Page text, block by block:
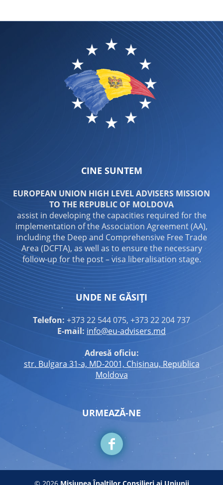
CINE SUNTEM
EUROPEAN UNION HIGH LEVEL ADVISERS MISSION
TO THE REPUBLIC OF MOLDOVA
assist in developing the capacities required for the
implementation of the Association Agreement (AA),
including the Deep and Comprehensive Free Trade
Area (DCFTA), as well as to ensure the necessary
follow-up for the post – visa liberalisation stage.
UNDE NE GĂSIȚI
Telefon: +373 22 544 075, +373 22 204 737
E-mail: info@eu-advisers.md
Adresă oficiu:
str. Bulgara 31-a, MD-2001, Chisinau, Republica
Moldova
URMEAZĂ-NE
© 2026 Misiunea Înalților Consilieri ai Uniunii